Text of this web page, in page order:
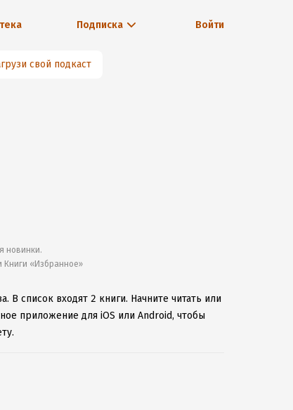
Подписка Войти
свой подкаст
новинки.
Книги «Избранное»
В список входят 2 книги. Начните читать или
приложение для iOS или Android, чтобы